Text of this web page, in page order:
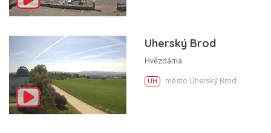
Uherský Brod
Hvězdárna
UH město Uherský Brod